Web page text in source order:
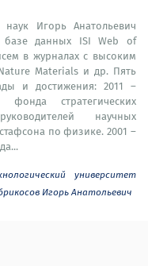
Игорь Анатольевич
базе данных ISI Web of
в журналах с высоким
Materials и др. Пять
и достижения: 2011 –
стратегических
научных
по физике. 2001 –
университет
Игорь Анатольевич